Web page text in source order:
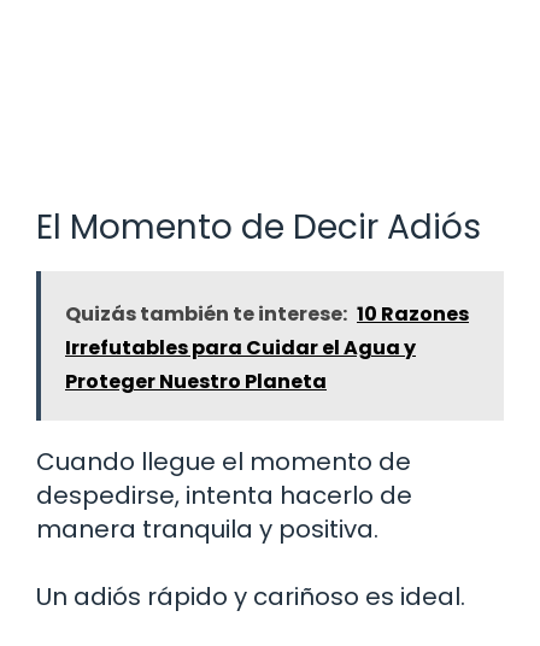
El Momento de Decir Adiós
Quizás también te interese: 10 Razones
Irrefutables para Cuidar el Agua y
Proteger Nuestro Planeta
Cuando llegue el momento de
despedirse, intenta hacerlo de
manera tranquila y positiva.
Un adiós rápido y cariñoso es ideal.